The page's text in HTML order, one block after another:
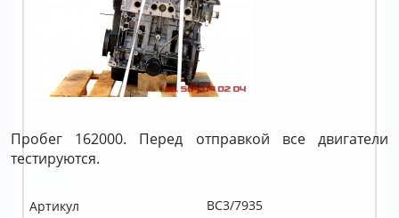
Пробег 162000. Перед отправкой все двигатели
тестируются.
Артикул
BC3/7935